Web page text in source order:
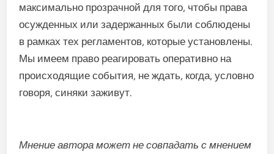
максимально прозрачной для того, чтобы права
осужденных или задержанных были соблюдены
в рамках тех регламентов, которые установлены.
Мы имеем право реагировать оперативно на
происходящие события, не ждать, когда, условно
говоря, синяки заживут.
Мнение автора может не совпадать с мнением